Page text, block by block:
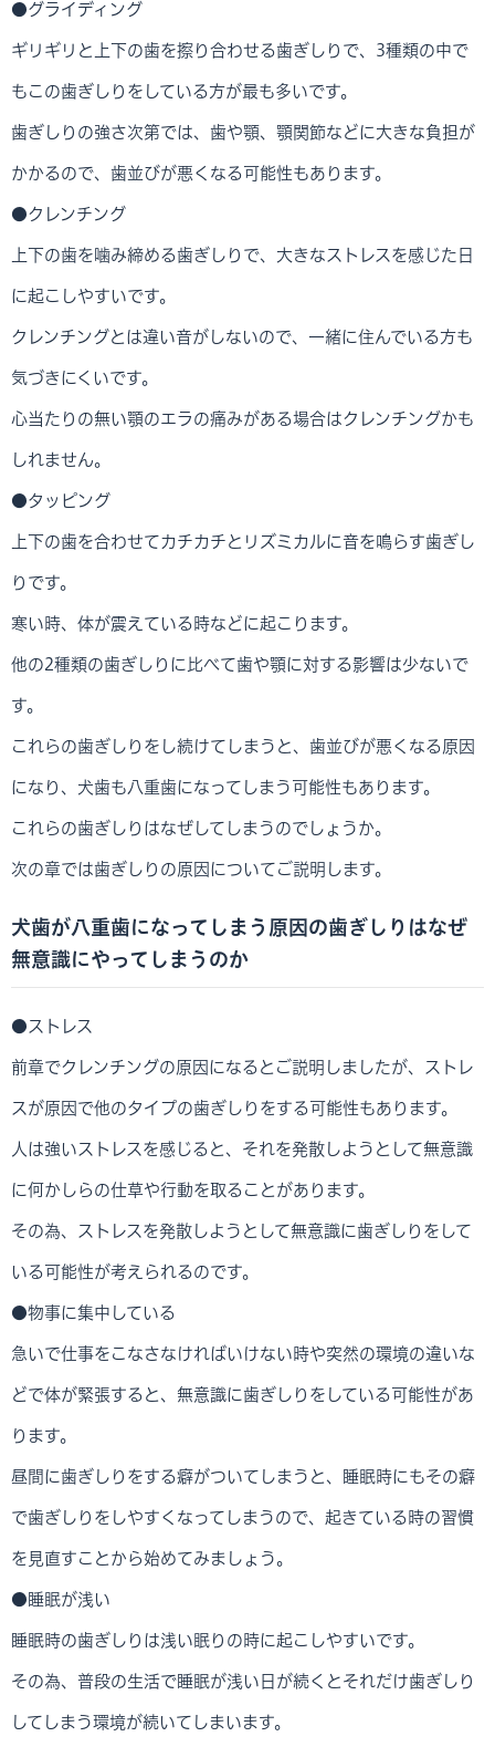
●グライディング
ギリギリと上下の歯を擦り合わせる歯ぎしりで、3種類の中で
もこの歯ぎしりをしている方が最も多いです。
歯ぎしりの強さ次第では、歯や顎、顎関節などに大きな負担が
かかるので、歯並びが悪くなる可能性もあります。
●クレンチング
上下の歯を噛み締める歯ぎしりで、大きなストレスを感じた日
に起こしやすいです。
クレンチングとは違い音がしないので、一緒に住んでいる方も
気づきにくいです。
心当たりの無い顎のエラの痛みがある場合はクレンチングかも
しれません。
●タッピング
上下の歯を合わせてカチカチとリズミカルに音を鳴らす歯ぎし
りです。
寒い時、体が震えている時などに起こります。
他の2種類の歯ぎしりに比べて歯や顎に対する影響は少ないで
す。
これらの歯ぎしりをし続けてしまうと、歯並びが悪くなる原因
になり、犬歯も八重歯になってしまう可能性もあります。
これらの歯ぎしりはなぜしてしまうのでしょうか。
次の章では歯ぎしりの原因についてご説明します。
犬歯が八重歯になってしまう原因の歯ぎしりはなぜ
無意識にやってしまうのか
●ストレス
前章でクレンチングの原因になるとご説明しましたが、ストレ
スが原因で他のタイプの歯ぎしりをする可能性もあります。
人は強いストレスを感じると、それを発散しようとして無意識
に何かしらの仕草や行動を取ることがあります。
その為、ストレスを発散しようとして無意識に歯ぎしりをして
いる可能性が考えられるのです。
●物事に集中している
急いで仕事をこなさなければいけない時や突然の環境の違いな
どで体が緊張すると、無意識に歯ぎしりをしている可能性があ
ります。
昼間に歯ぎしりをする癖がついてしまうと、睡眠時にもその癖
で歯ぎしりをしやすくなってしまうので、起きている時の習慣
を見直すことから始めてみましょう。
●睡眠が浅い
睡眠時の歯ぎしりは浅い眠りの時に起こしやすいです。
その為、普段の生活で睡眠が浅い日が続くとそれだけ歯ぎしり
してしまう環境が続いてしまいます。